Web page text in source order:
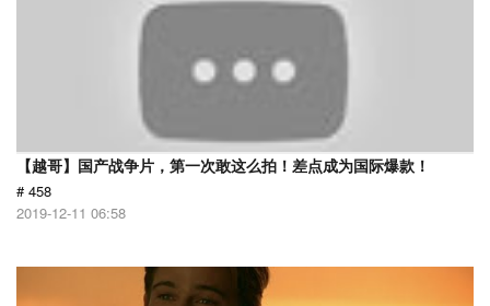
【越哥】国产战争片，第一次敢这么拍！差点成为国际爆款！
# 458
2019-12-11 06:58